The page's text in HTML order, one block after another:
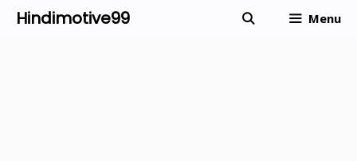
SkipHindimotive99 Menu